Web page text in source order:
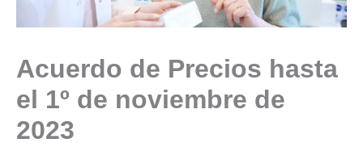
Acuerdo de Precios hasta
el 1º de noviembre de
2023